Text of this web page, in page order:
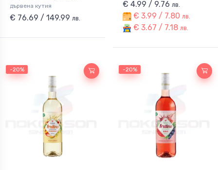
дървена кутия
€ 76.69 / 149.99 лв.
€ 4.99 / 9.76 лв.
€ 3.99 / 7.80 лв.
€ 3.67 / 7.18 лв.
-20% -20%